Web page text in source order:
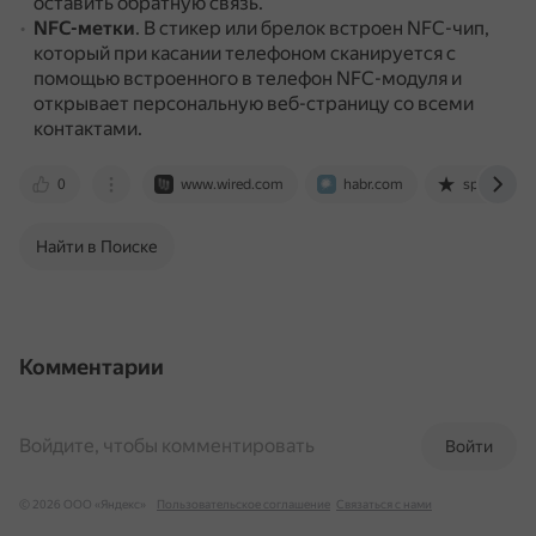
NFC-метки. В стикер или брелок встроен NFC-чип,
который при касании телефоном сканируется с
помощью встроенного в телефон NFC-модуля и
открывает персональную веб-страницу со всеми
контактами.
0 www.wired.com habr.com spark.ru
Найти в Поиске
Комментарии
Войти
Войдите, чтобы комментировать
© 2026 ООО «Яндекс» Пользовательское соглашение Связаться с нами